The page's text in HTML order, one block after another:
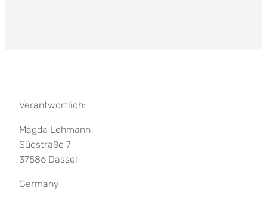
Verantwortlich:
Magda Lehmann
Südstraße 7
37586 Dassel
Germany